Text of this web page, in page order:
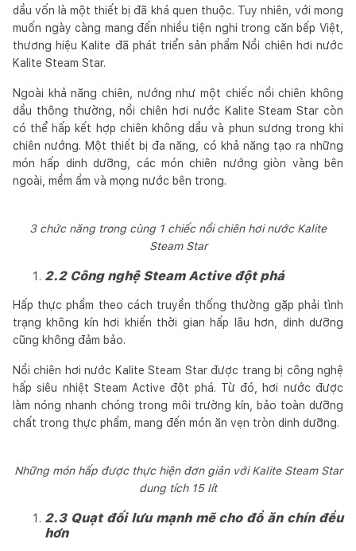
dầu vốn là một thiết bị đã khá quen thuộc. Tuy nhiên, với mong
muốn ngày càng mang đến nhiều tiện nghi trong căn bếp Việt,
thương hiệu Kalite đã phát triển sản phẩm Nồi chiên hơi nước
Kalite Steam Star.
Ngoài khả năng chiên, nướng như một chiếc nồi chiên không
dầu thông thường, nồi chiên hơi nước Kalite Steam Star còn
có thể hấp kết hợp chiên không dầu và phun sương trong khi
chiên nướng. Một thiết bị đa năng, có khả năng tạo ra những
món hấp dinh dưỡng, các món chiên nướng giòn vàng bên
ngoài, mềm ẩm và mọng nước bên trong.
3 chức năng trong cùng 1 chiếc nồi chiên hơi nước Kalite
Steam Star
2.2 Công nghệ Steam Active đột phá
Hấp thực phẩm theo cách truyền thống thường gặp phải tình
trạng không kín hơi khiến thời gian hấp lâu hơn, dinh dưỡng
cũng không đảm bảo.
Nồi chiên hơi nước Kalite Steam Star được trang bị công nghệ
hấp siêu nhiệt Steam Active đột phá. Từ đó, hơi nước được
làm nóng nhanh chóng trong môi trường kín, bảo toàn dưỡng
chất trong thực phẩm, mang đến món ăn vẹn tròn dinh dưỡng.
Những món hấp được thực hiện đơn giản với Kalite Steam Star
dung tích 15 lít
2.3 Quạt đối lưu mạnh mẽ cho đồ ăn chín đều
hơn